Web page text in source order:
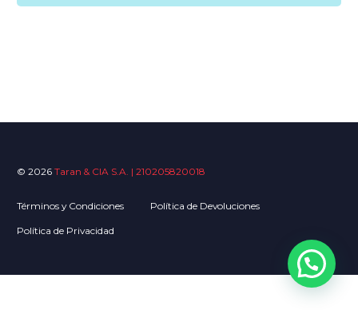
© 2026 Taran & CIA S.A. | 210205820018
Términos y Condiciones Política de Devoluciones
Política de Privacidad